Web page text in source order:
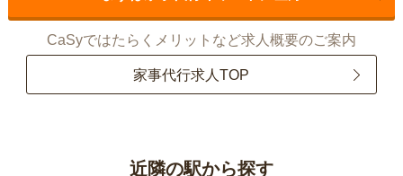
CaSyではたらくメリットなど求人概要のご案内
家事代行求人TOP
近隣の駅から探す